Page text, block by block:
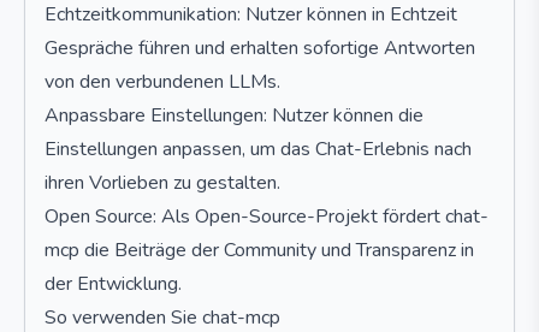
Echtzeitkommunikation: Nutzer können in Echtzeit
Gespräche führen und erhalten sofortige Antworten
von den verbundenen LLMs.
Anpassbare Einstellungen: Nutzer können die
Einstellungen anpassen, um das Chat-Erlebnis nach
ihren Vorlieben zu gestalten.
Open Source: Als Open-Source-Projekt fördert chat-
mcp die Beiträge der Community und Transparenz in
der Entwicklung.
So verwenden Sie chat-mcp